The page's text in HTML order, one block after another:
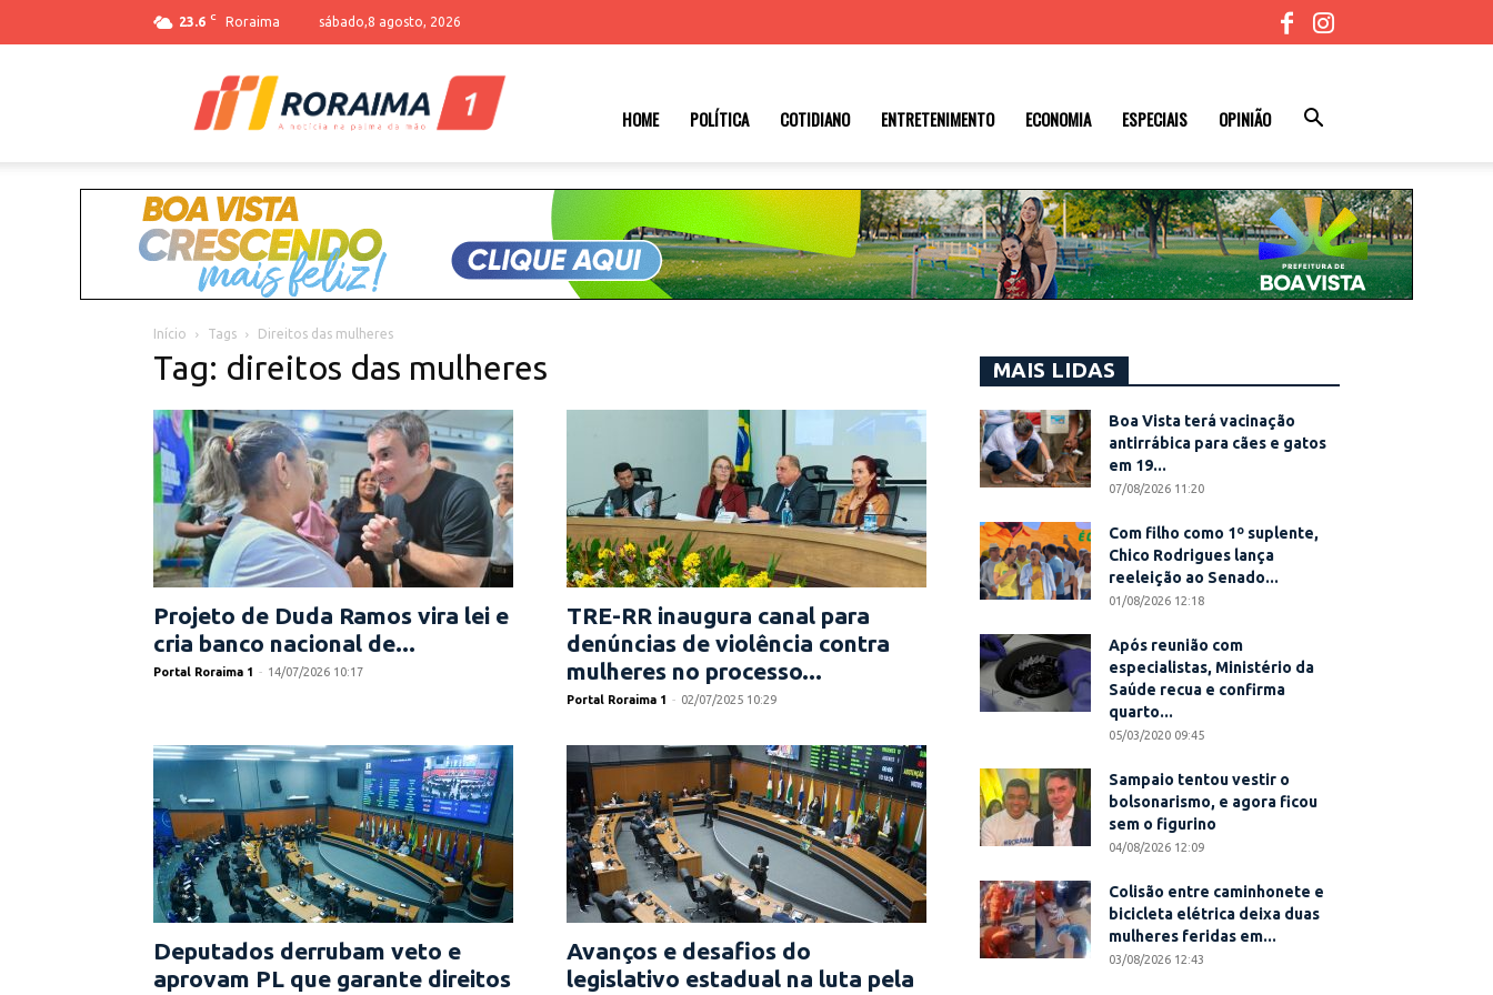
23.6 C Roraima sábado,8 agosto, 2026
HOME POLÍTICA COTIDIANO ENTRETENIMENTO ECONOMIA ESPECIAIS OPINIÃO
Início Tags Direitos das mulheres
Tag: direitos das mulheres
Projeto de Duda Ramos vira lei e
cria banco nacional de...
Portal Roraima 1 - 14/07/2026 10:17
TRE-RR inaugura canal para
denúncias de violência contra
mulheres no processo...
Portal Roraima 1 - 02/07/2025 10:29
Deputados derrubam veto e
aprovam PL que garante direitos
Avanços e desafios do
legislativo estadual na luta pela
MAIS LIDAS
Boa Vista terá vacinação
antirrábica para cães e gatos
em 19...
07/08/2026 11:20
Com filho como 1º suplente,
Chico Rodrigues lança
reeleição ao Senado...
01/08/2026 12:18
Após reunião com
especialistas, Ministério da
Saúde recua e confirma
quarto...
05/03/2020 09:45
Sampaio tentou vestir o
bolsonarismo, e agora ficou
sem o figurino
04/08/2026 12:09
Colisão entre caminhonete e
bicicleta elétrica deixa duas
mulheres feridas em...
03/08/2026 12:43